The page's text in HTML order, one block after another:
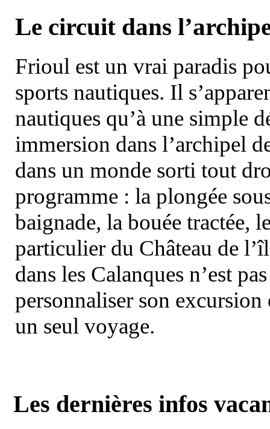
Le circuit dans
Frioul est un vrai paradis
sports nautiques. Il
nautiques qu’à une simple
immersion dans l’archipel
dans un monde sorti tout
programme : la plongée
baignade, la bouée tractée,
particulier du Château de
dans les Calanques n’est
personnaliser son
un seul voyage.
Les dernières infos